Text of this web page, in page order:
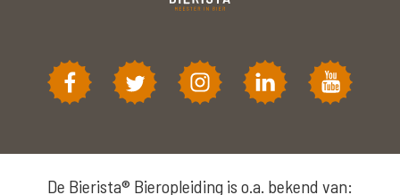
De Bierista® Bieropleiding is o.a. bekend van: